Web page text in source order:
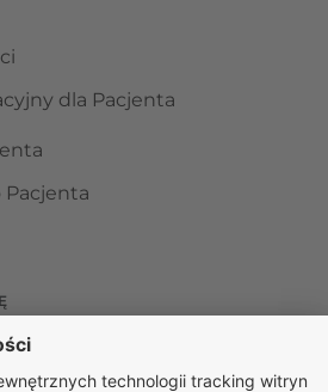
dla Pacjenta